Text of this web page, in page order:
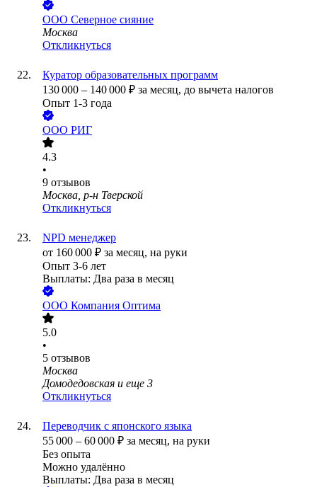
ООО Северное сияние
Москва
Откликнуться
Куратор образовательных программ
130 000 – 140 000 ₽ за месяц, до вычета налогов
Опыт 1-3 года
ООО РИГ
4.3
•
9 отзывов
Москва, р-н Тверской
Откликнуться
NPD менеджер
от 160 000 ₽ за месяц, на руки
Опыт 3-6 лет
Выплаты: Два раза в месяц
ООО Компания Оптима
5.0
•
5 отзывов
Москва
Домодедовская и еще 3
Откликнуться
Переводчик с японского языка
55 000 – 60 000 ₽ за месяц, на руки
Без опыта
Можно удалённо
Выплаты: Два раза в месяц